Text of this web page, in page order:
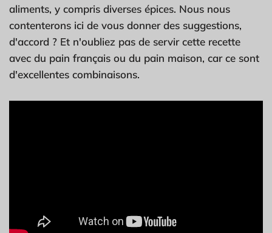
aliments, y compris diverses épices. Nous nous
contenterons ici de vous donner des suggestions,
d'accord ? Et n'oubliez pas de servir cette recette
avec du pain français ou du pain maison, car ce sont
d'excellentes combinaisons.